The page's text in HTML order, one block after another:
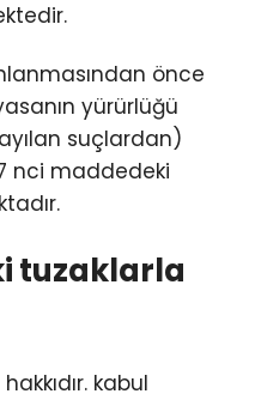
önce
yürürlüğü
suçlardan)
nci maddedeki
tuzaklarla
kabul